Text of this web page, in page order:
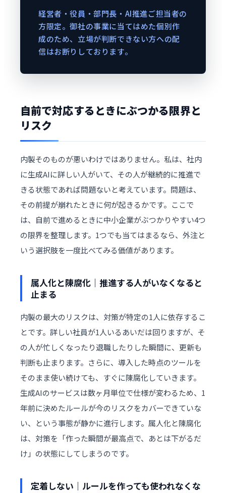
経営者・役員・部門長・AI推進ご担当者の
方限定。御社の事業に当てはめた個別作
成のため、立場が判断できない方への配
信はお断りしております。
自前で対応するときにぶつかる限界と
リスク
内製そのものが悪いわけではありません。私は、社内
に生成AIに詳しい人がいて、その人が継続的に推進で
きる状態であれば問題ないと考えています。問題は、
その前提が崩れたときに何が起きるかです。ここで
は、自前で進めるときに中小企業がぶつかりやすい4つ
の限界を整理します。1つでも当てはまるなら、外注と
いう選択肢を一度比べてみる価値があります。
属人化と陳腐化｜推進する人がいなくなると
止まる
内製の最大のリスクは、対策が特定の1人に依存するこ
とです。詳しい社員が1人いるあいだは回りますが、そ
の人が忙しくなったり退職したりした瞬間に、更新も
判断も止まります。さらに、導入した時点のツールを
そのまま使い続けても、すぐに陳腐化していきます。
生成AIのサービスは数ヶ月単位で仕様が変わるため、1
年前に決めたルールが今のリスクをカバーできていな
い、という事態が静かに進行します。属人化と陳腐化
は、対策を「作った瞬間が最高点で、あとは下がるだ
け」の状態にしてしまうのです。
定着しない｜ルールを作っても使われなくな